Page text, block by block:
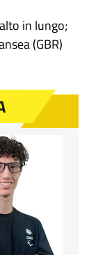
in lungo;
(GBR)